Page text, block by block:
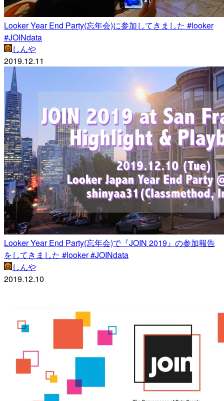
Looker Year End Party(忘年会)に参加してきました #looker
#JOINdata
しんや
2019.12.11
Looker Year End Party(忘年会)で『JOIN 2019』の参加報告
をしてきました #looker #JOINdata
しんや
2019.12.10